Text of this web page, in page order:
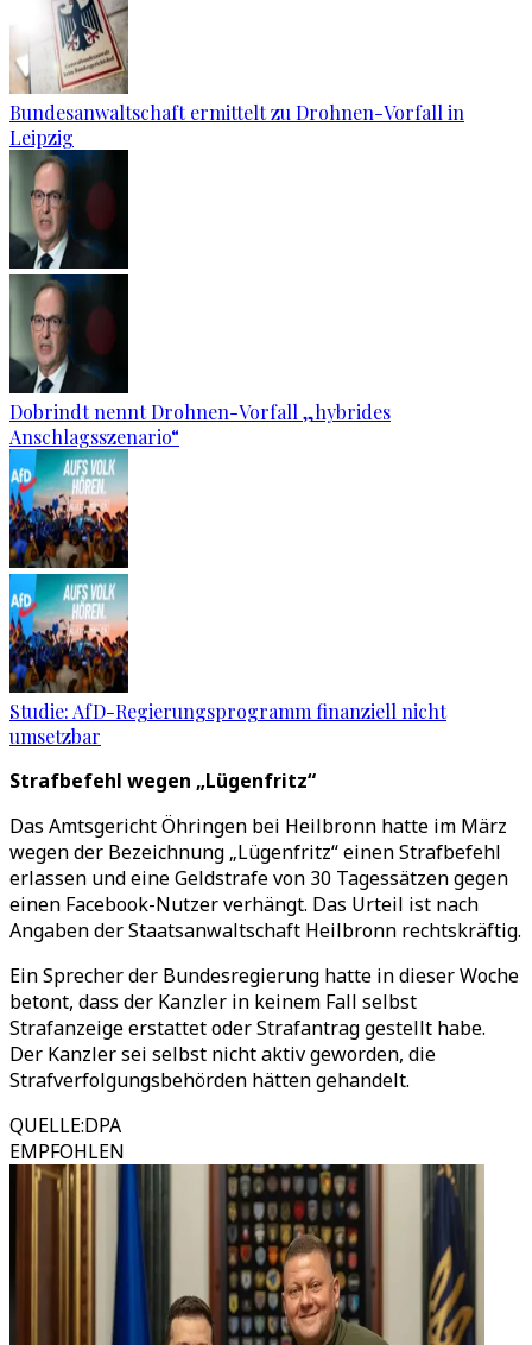
Bundesanwaltschaft ermittelt zu Drohnen-Vorfall in
Leipzig
Dobrindt nennt Drohnen-Vorfall „hybrides
Anschlagsszenario“
Studie: AfD-Regierungsprogramm finanziell nicht
umsetzbar
Strafbefehl wegen „Lügenfritz“
Das Amtsgericht Öhringen bei Heilbronn hatte im März
wegen der Bezeichnung „Lügenfritz“ einen Strafbefehl
erlassen und eine Geldstrafe von 30 Tagessätzen gegen
einen Facebook-Nutzer verhängt. Das Urteil ist nach
Angaben der Staatsanwaltschaft Heilbronn rechtskräftig.
Ein Sprecher der Bundesregierung hatte in dieser Woche
betont, dass der Kanzler in keinem Fall selbst
Strafanzeige erstattet oder Strafantrag gestellt habe.
Der Kanzler sei selbst nicht aktiv geworden, die
Strafverfolgungsbehörden hätten gehandelt.
QUELLE:DPA
EMPFOHLEN